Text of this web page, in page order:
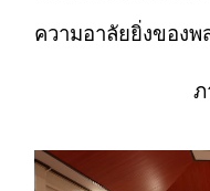
ความอาลัยยิ่งของพ
ภ